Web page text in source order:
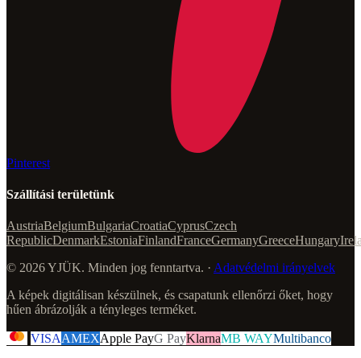
Pinterest
Szállítási területünk
AustriaBelgiumBulgariaCroatiaCyprusCzech
RepublicDenmarkEstoniaFinlandFranceGermanyGreeceHungary
© 2026 YJÜK. Minden jog fenntartva. · Adatvédelmi irányelvek
A képek digitálisan készülnek, és csapatunk ellenőrzi őket, hogy
hűen ábrázolják a tényleges terméket.
VISAAMEXApple PayG PayKlarnaMB WAYMultibanco